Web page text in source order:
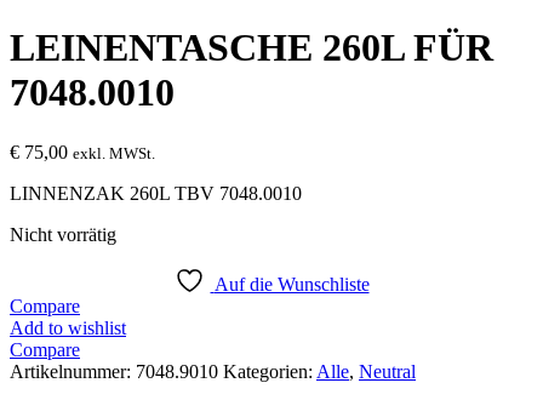
LEINENTASCHE 260L FÜR
7048.0010
€ 75,00 exkl. MWSt.
LINNENZAK 260L TBV 7048.0010
Nicht vorrätig
Auf die Wunschliste
Compare
Add to wishlist
Compare
Artikelnummer: 7048.9010 Kategorien: Alle, Neutral